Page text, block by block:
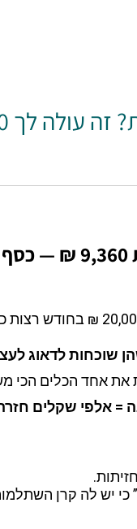
הפוסט הזה שווה
שוכחות לדאוג
את אחד הכלים הכי
= אלפי שקלים
כי יש לה קרן